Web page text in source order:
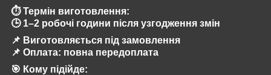
⏱️Термін виготовлення:
🕒 1–2 робочі години після узгодження змін
📌 Виготовляється під замовлення
📌 Оплата: повна передоплата
🎯 Кому підійде: